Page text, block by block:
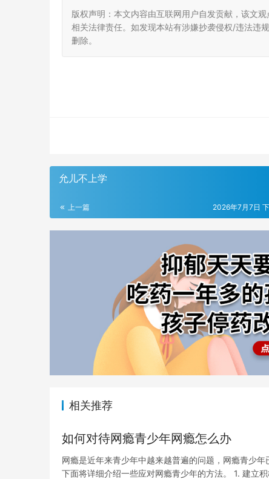
版权声明：本文内容由互联网用户自发贡献，该文
相关法律责任。如发现本站有涉嫌抄袭侵权/违法违
删除。
允儿不上学
上一篇 2026年7月7日
相关推荐
如何对待网瘾青少年网瘾怎么办
网瘾是近年来青少年中越来越普遍的问题，网瘾青少
下面将详细介绍一些应对网瘾青少年的方法。 1. 建立